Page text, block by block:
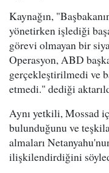
Kaynağın,
yönetirken işlediği
görevi olmayan bir
Operasyon, ABD
gerçekleştirilmedi ve
etmedi." dediği
Aynı yetkili, Mossad
bulunduğunu ve
almaları
ilişkilendirdiğini